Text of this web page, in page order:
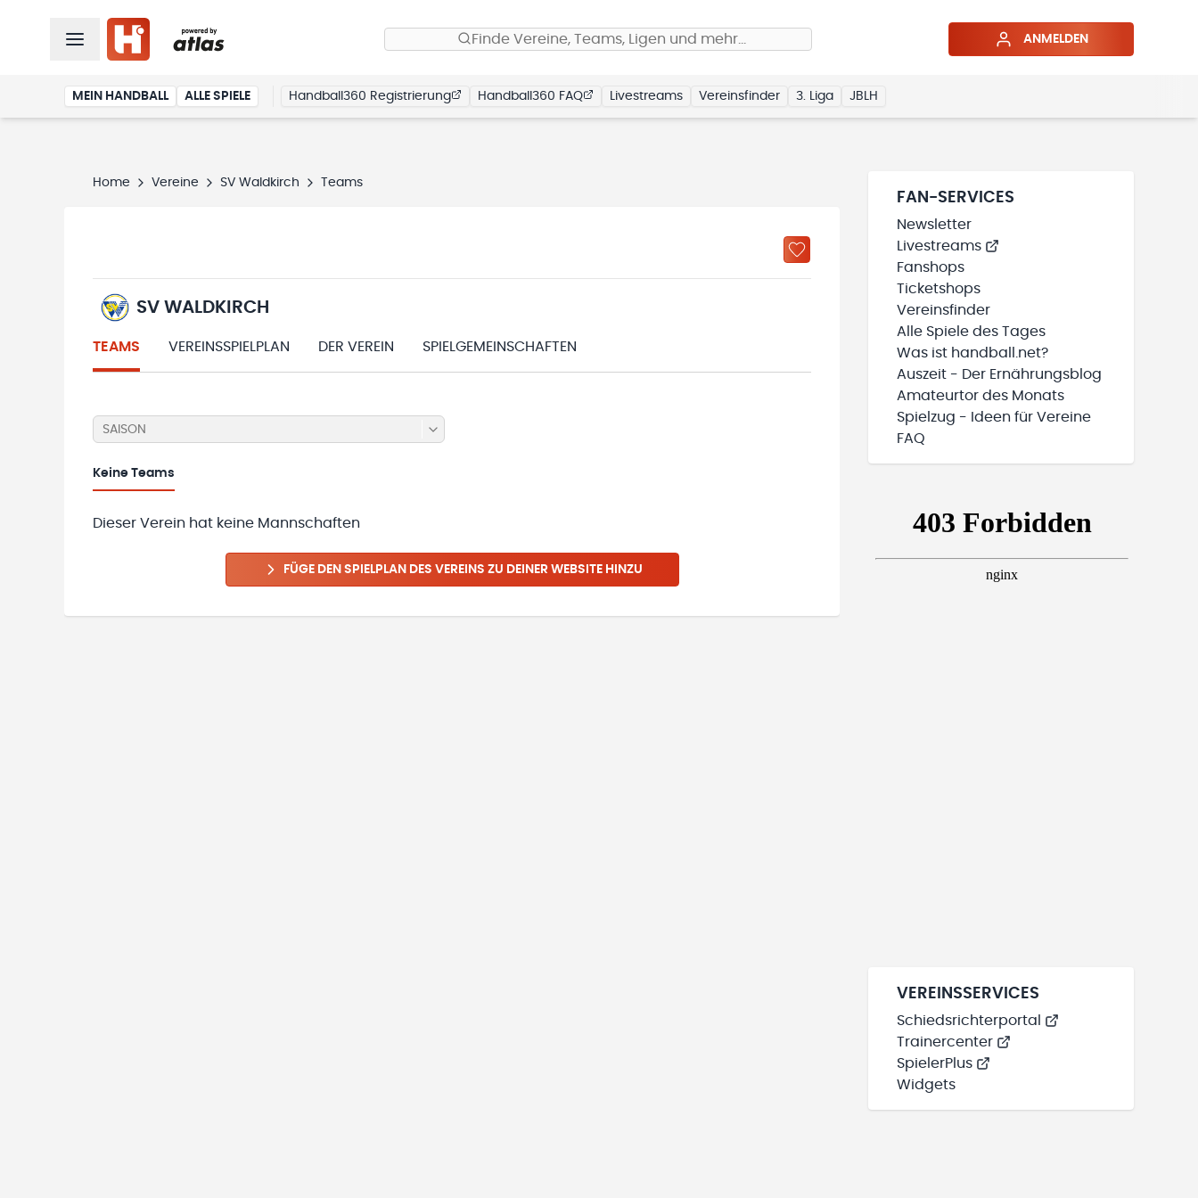
Finde Vereine, Teams, Ligen und mehr… ANMELDEN
MEIN HANDBALL ALLE SPIELE Handball360 Registrierung Handball360 FAQ Livestreams Vereinsfinder 3. Liga JBLH
Home Vereine SV Waldkirch Teams
SV WALDKIRCH
TEAMS VEREINSSPIELPLAN DER VEREIN SPIELGEMEINSCHAFTEN
SAISON
Keine Teams
Dieser Verein hat keine Mannschaften
FÜGE DEN SPIELPLAN DES VEREINS ZU DEINER WEBSITE HINZU
FAN-SERVICES
Newsletter
Livestreams
Fanshops
Ticketshops
Vereinsfinder
Alle Spiele des Tages
Was ist handball.net?
Auszeit - Der Ernährungsblog
Amateurtor des Monats
Spielzug - Ideen für Vereine
FAQ
VEREINSSERVICES
Schiedsrichterportal
Trainercenter
SpielerPlus
Widgets